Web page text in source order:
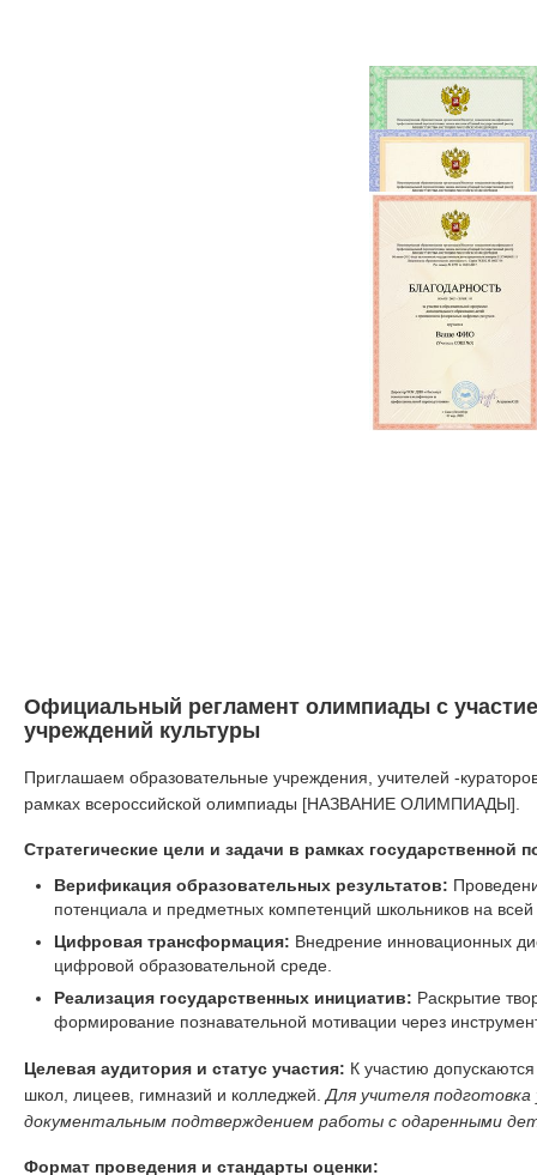
Официальный регламент олимпиады с
учреждений культуры
Приглашаем образовательные учреждения, учителей -
рамках всероссийской олимпиады [НАЗВАНИЕ ОЛИМПИАДЫ].
Стратегические цели и задачи в рамках государственной
Верификация образовательных результатов:
потенциала и предметных компетенций школьников на
Цифровая трансформация: Внедрение инновационных
цифровой образовательной среде.
Реализация государственных инициатив: Раскрытие
формирование познавательной мотивации через
Целевая аудитория и статус участия: К участию
школ, лицеев, гимназий и колледжей. Для учителя
документальным подтверждением работы с одаренными
Формат проведения и стандарты оценки: